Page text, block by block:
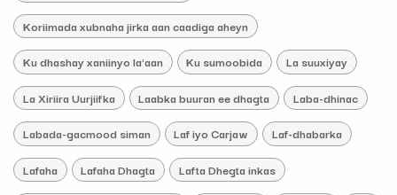
Koriimada xubnaha jirka aan caadiga aheyn
Ku dhashay xaniinyo la'aan Ku sumoobida La suuxiyay
La Xiriira Uurjiifka Laabka buuran ee dhagta Laba-dhinac
Labada-gacmood siman Laf iyo Carjaw Laf-dhabarka
Lafaha Lafaha Dhagta Lafta Dhegta inkas